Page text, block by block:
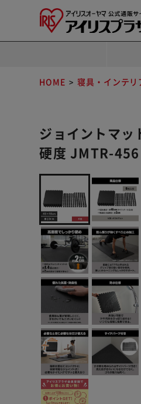
HOME 寝具・インテリ
ジョイントマ
硬度 JMTR-456